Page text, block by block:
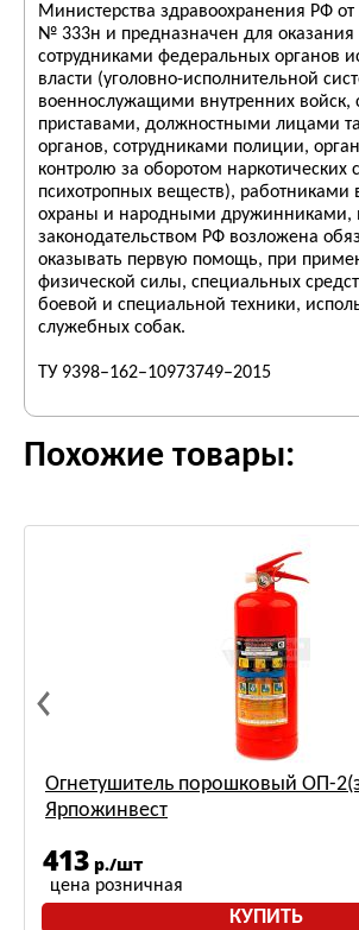
Министерства здравоохранения РФ
№ 333н и предназначен для
сотрудниками федеральных органов
власти (уголовно-исполнительной
военнослужащими внутренних войск,
приставами, должностными лицами
органов, сотрудниками полиции,
контролю за оборотом наркотических
психотропных веществ), работниками
охраны и народными дружинниками,
законодательством РФ возложена
оказывать первую помощь, при
физической силы, специальных
боевой и специальной техники,
служебных собак.
ТУ 9398–162–10973749–2015
Похожие товары:
Огнетушитель порошковый ОП-
Ярпожинвест
413 р./шт
цена розничная
КУПИТЬ